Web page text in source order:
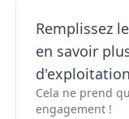
Remplissez
en savoir
Cela ne prend
engagement !